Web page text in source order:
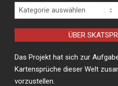
Bitte
wählen:
ÜBER
Das Projekt hat sich zur
Kartensprüche dieser Welt
vorzustellen.